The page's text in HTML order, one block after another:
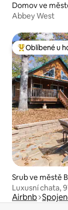
Domov ve
Abbey West
Nejlepší v
Oblíbené u
Srub ve městě
Luxusní chata,
Airbnb